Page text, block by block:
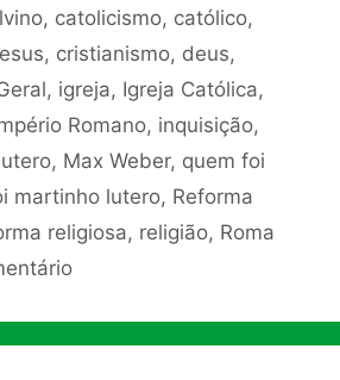
, catolicismo, católico,
, cristianismo, deus,
, igreja, Igreja Católica,
Romano, inquisição,
, Max Weber, quem foi
martinho lutero, Reforma
religiosa, religião, Roma